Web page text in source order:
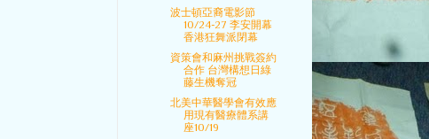
波士頓亞裔電影節
10/24-27 李安開幕
香港狂舞派閉幕
資策會和麻州挑戰簽約
合作 台灣構想日綠
藤生機奪冠
北美中華醫學會有效應
用現有醫療體系講
座10/19